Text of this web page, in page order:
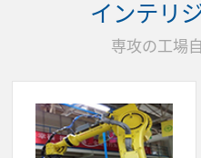
インテリ
専攻の工場